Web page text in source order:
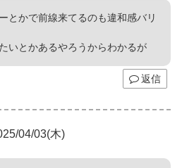
とかで前線来てるのも違和感バリ
いとかあるやろうからわかるが
返信
04/03(木)